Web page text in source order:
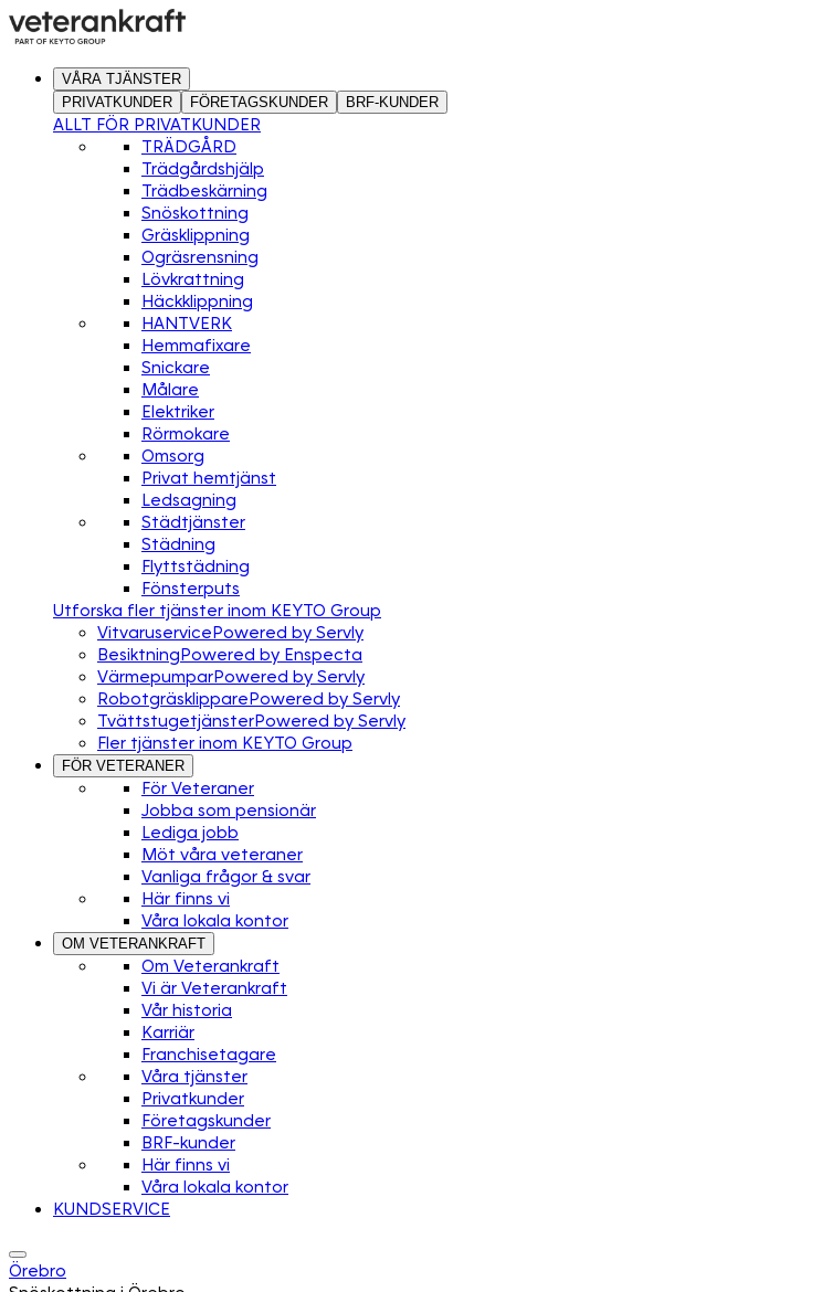
VÅRA TJÄNSTER
PRIVATKUNDER
FÖRETAGSKUNDER BRF-KUNDER
ALLT FÖR PRIVATKUNDER
TRÄDGÅRD
Trädgårdshjälp
Trädbeskärning
Snöskottning
Gräsklippning
Ogräsrensning
Lövkrattning
Häckklippning
HANTVERK
Hemmafixare
Snickare
Målare
Elektriker
Rörmokare
Omsorg
Privat hemtjänst
Ledsagning
Städtjänster
Städning
Flyttstädning
Fönsterputs
Utforska fler tjänster inom KEYTO Group
VitvaruservicePowered by Servly
BesiktningPowered by Enspecta
VärmepumparPowered by Servly
RobotgräsklipparePowered by Servly
TvättstugetjänsterPowered by Servly
Fler tjänster inom KEYTO Group
FÖR VETERANER
För Veteraner
Jobba som pensionär
Lediga jobb
Möt våra veteraner
Vanliga frågor & svar
Här finns vi
Våra lokala kontor
OM VETERANKRAFT
Om Veterankraft
Vi är Veterankraft
Vår historia
Karriär
Franchisetagare
Våra tjänster
Privatkunder
Företagskunder
BRF-kunder
Här finns vi
Våra lokala kontor
KUNDSERVICE
Örebro